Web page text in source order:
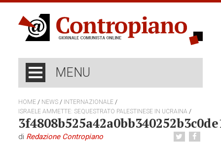
MENU
HOME / NEWS / INTERNAZIONALE /
ISRAELE AMMETTE: SEQUESTRATO PALESTINESE IN UCRAINA /
di Redazione Contropiano